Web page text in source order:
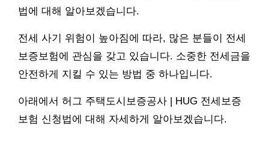
법에 대해 알아보겠습니다.
전세 사기 위험이 높아짐에 따라, 많은 분들이 전세
보증보험에 관심을 갖고 있습니다. 소중한 전세금을
안전하게 지킬 수 있는 방법 중 하나입니다.
아래에서 허그 주택도시보증공사 | HUG 전세보증
보험 신청법에 대해 자세하게 알아보겠습니다.